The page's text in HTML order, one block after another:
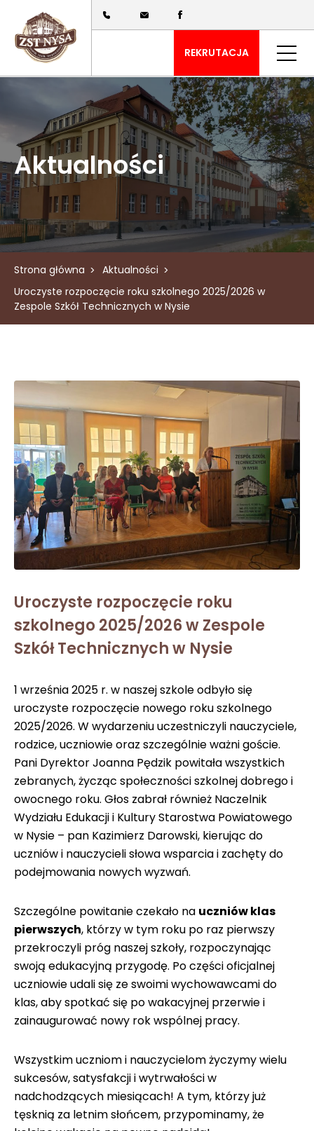
REKRUTACJA
Aktualności
Strona główna
Aktualności
Uroczyste rozpoczęcie roku szkolnego 2025/2026 w
Zespole Szkół Technicznych w Nysie
Uroczyste rozpoczęcie roku
szkolnego 2025/2026 w Zespole
Szkół Technicznych w Nysie
1 września 2025 r. w naszej szkole odbyło się
uroczyste rozpoczęcie nowego roku szkolnego
2025/2026. W wydarzeniu uczestniczyli nauczyciele,
rodzice, uczniowie oraz szczególnie ważni goście.
Pani Dyrektor Joanna Pędzik powitała wszystkich
zebranych, życząc społeczności szkolnej dobrego i
owocnego roku. Głos zabrał również Naczelnik
Wydziału Edukacji i Kultury Starostwa Powiatowego
w Nysie – pan Kazimierz Darowski, kierując do
uczniów i nauczycieli słowa wsparcia i zachęty do
podejmowania nowych wyzwań.
Szczególne powitanie czekało na uczniów klas
pierwszych, którzy w tym roku po raz pierwszy
przekroczyli próg naszej szkoły, rozpoczynając
swoją edukacyjną przygodę. Po części oficjalnej
uczniowie udali się ze swoimi wychowawcami do
klas, aby spotkać się po wakacyjnej przerwie i
zainaugurować nowy rok wspólnej pracy.
Wszystkim uczniom i nauczycielom życzymy wielu
sukcesów, satysfakcji i wytrwałości w
nadchodzących miesiącach! A tym, którzy już
tęsknią za letnim słońcem, przypominamy, że